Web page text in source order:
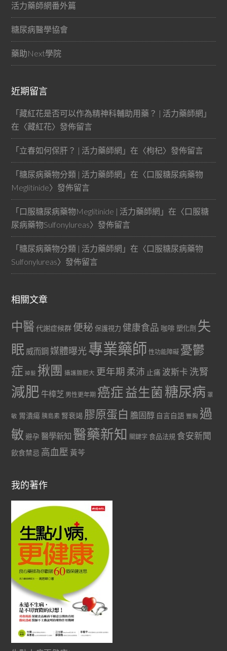
活力藥師網番外篇
糖尿病醫學協會
藥助Next學院
近期留言
「藏紅花是否可以作為精神科輔助用藥？ | 活力藥師網 」
在〈藏紅花〉發佈留言
「立春如何保肝？ | 活力藥師網 」在〈枸杞〉發佈留言
「糖尿病藥物分類 | 活力藥師網 」在〈口服糖尿病藥物
Meglitinide〉發佈留言
「口服糖尿病藥物Meglitinide | 活力藥師網 」在〈口服糖
尿病藥物Sulfonylureas〉發佈留言
「糖尿病藥物分類 | 活力藥師網 」在〈口服糖尿病藥物
Sulfonylureas〉發佈留言
相關文章
中醫代謝症候群 便秘 保護視力 健康食品 咖啡 塑化劑 失
眠 威而鋼 媒體曝光專業藥師 性功能障礙 憂鬱
症 掉髮 揪團 攝護腺肥大 更年期 柔沛 止痛 波斯卡 洗腎
減肥 牛樟芝 男性更年期 癌症益生菌 糖尿病 罩
敏 胃潰瘍 胰島素 腎衰竭 膠原蛋白 膽固醇 自言自語 豐胸 過
敏 避孕 醫學新知 醫藥新知 關鍵字 食品法規 食安新聞
飲食禁忌 高血壓 黃芩
我的著作